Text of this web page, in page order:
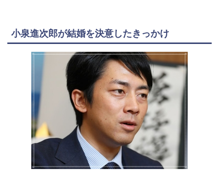
小泉進次郎が結婚を決意したきっかけ